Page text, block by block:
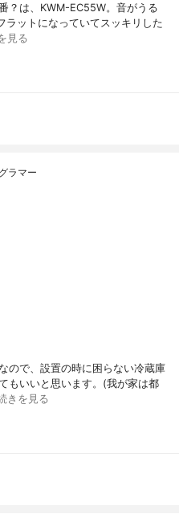
？は、KWM-EC55W。音がうる
ラットになっていてスッキリした
見る
ラマー
ので、設置の時に困らない冷蔵庫
もいいと思います。(我が家は都
きを見る